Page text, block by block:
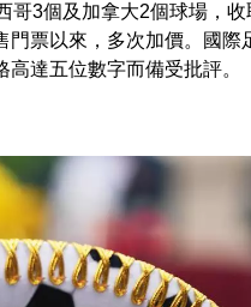
3個及加拿大2個球場，收
票以來，多次加價。國際
達五位數字而備受批評。